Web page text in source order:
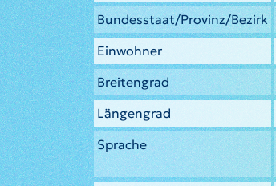
Bundesstaat/Provinz/Bezirk
Einwohner
Breitengrad
Längengrad
Sprache